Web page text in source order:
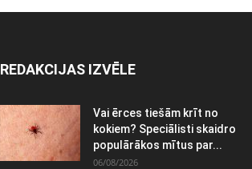
REDAKCIJAS IZVĒLE
Vai ērces tiešām krīt no
kokiem? Speciālisti skaidro
populārākos mītus par...
06/08/2026